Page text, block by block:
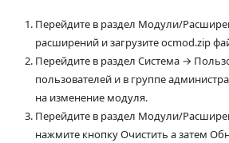
Перейдите в раздел Модули/
расширений и загрузите ocmod.zip
Перейдите в раздел Система →
пользователей и в группе
на изменение модуля.
Перейдите в раздел Модули/
нажмите кнопку Очистить а затем